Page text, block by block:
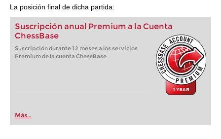
La posición final de dicha partida:
Suscripción anual Premium a la Cuenta
ChessBase
Suscripción durante 12 meses a los servicios
Premium de la cuenta ChessBase
Más...